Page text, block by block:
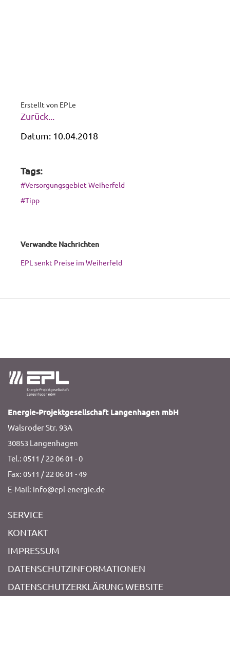
Erstellt von EPLe
Zurück...
Datum: 10.04.2018
Tags:
#Versorgungsgebiet Weiherfeld
#Tipp
Verwandte Nachrichten
EPL senkt Preise im Weiherfeld
Energie-Projektgesellschaft Langenhagen mbH
Walsroder Str. 93A
30853 Langenhagen
Tel.: 0511 / 22 06 01 - 0
Fax: 0511 / 22 06 01 - 49
E-Mail: info@epl-energie.de
SERVICE
KONTAKT
IMPRESSUM
DATENSCHUTZINFORMATIONEN
DATENSCHUTZERKLÄRUNG WEBSITE